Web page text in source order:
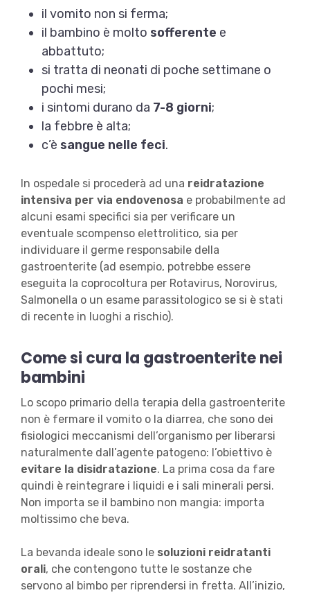
il vomito non si ferma;
il bambino è molto sofferente e
abbattuto;
si tratta di neonati di poche settimane o
pochi mesi;
i sintomi durano da 7-8 giorni;
la febbre è alta;
c’è sangue nelle feci.
In ospedale si procederà ad una reidratazione
intensiva per via endovenosa e probabilmente ad
alcuni esami specifici sia per verificare un
eventuale scompenso elettrolitico, sia per
individuare il germe responsabile della
gastroenterite (ad esempio, potrebbe essere
eseguita la coprocoltura per Rotavirus, Norovirus,
Salmonella o un esame parassitologico se si è stati
di recente in luoghi a rischio).
Come si cura la gastroenterite nei
bambini
Lo scopo primario della terapia della gastroenterite
non è fermare il vomito o la diarrea, che sono dei
fisiologici meccanismi dell’organismo per liberarsi
naturalmente dall’agente patogeno: l’obiettivo è
evitare la disidratazione. La prima cosa da fare
quindi è reintegrare i liquidi e i sali minerali persi.
Non importa se il bambino non mangia: importa
moltissimo che beva.
La bevanda ideale sono le soluzioni reidratanti
orali, che contengono tutte le sostanze che
servono al bimbo per riprendersi in fretta. All’inizio,